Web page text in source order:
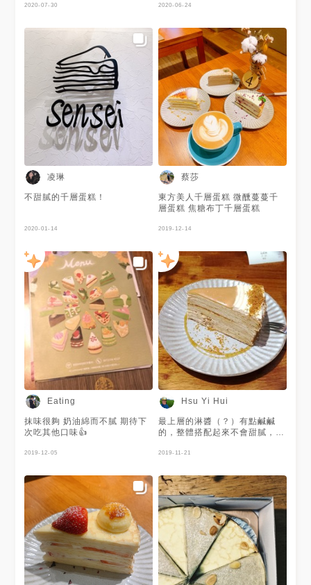
2020-07-30 2020-06-24
凌琳
不甜膩的千層蛋糕！
2020-01-14
蔡莎
東方美人千層蛋糕 微醺蔓蔓千
層蛋糕 焦糖布丁千層蛋糕
2019-12-14
Eating
抹味很夠 奶油綿而不膩 期待下
次吃其他口味👍
2019-12-05
Hsu Yi Hui
最上層的淋醬（？）有點鹹鹹
的，整體搭配起來不會甜膩，很
提拉米蘇口味～
2019-11-21